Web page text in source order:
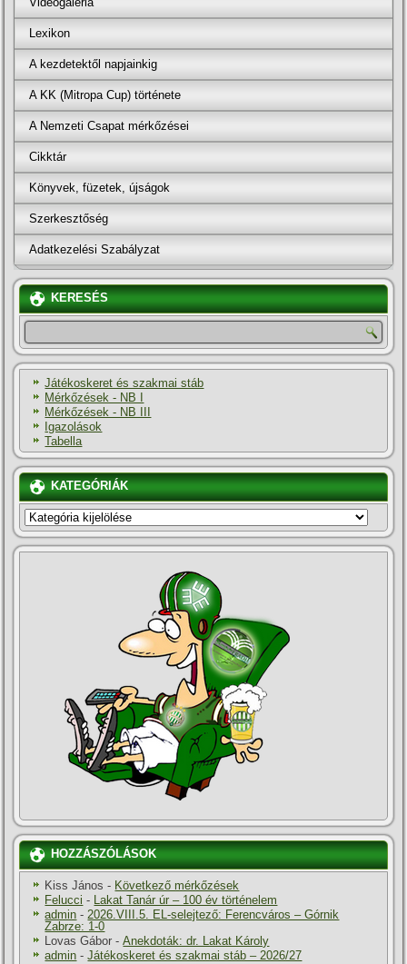
Lexikon
A kezdetektől napjainkig
A KK (Mitropa Cup) története
A Nemzeti Csapat mérkőzései
Cikktár
Könyvek, füzetek, újságok
Szerkesztőség
Adatkezelési Szabályzat
KERESÉS
Játékoskeret és szakmai stáb
Mérkőzések - NB I
Mérkőzések - NB III
Igazolások
Tabella
KATEGÓRIÁK
KATEGÓRIÁK
HOZZÁSZÓLÁSOK
Kiss János - Következő mérkőzések
Felucci - Lakat Tanár úr – 100 év történelem
admin - 2026.VIII.5. EL-selejtező: Ferencváros – Górnik
Zabrze: 1-0
Lovas Gábor -Anekdoták: dr. Lakat Károly
admin -Játékoskeret és szakmai stáb – 2026/27